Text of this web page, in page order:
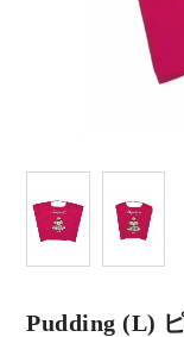
Pudding (L)